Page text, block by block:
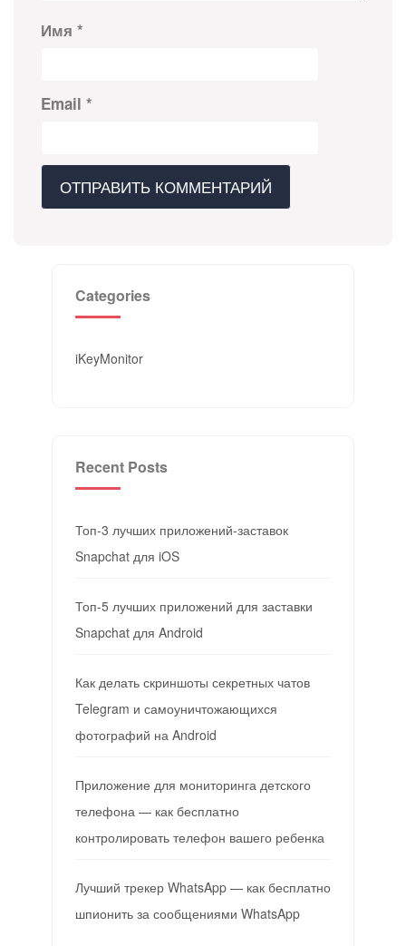
Имя *
Email *
Categories
iKeyMonitor
Recent Posts
Топ-3 лучших приложений-заставок
Snapchat для iOS
Топ-5 лучших приложений для заставки
Snapchat для Android
Как делать скриншоты секретных чатов
Telegram и самоуничтожающихся
фотографий на Android
Приложение для мониторинга детского
телефона — как бесплатно
контролировать телефон вашего ребенка
Лучший трекер WhatsApp — как бесплатно
шпионить за сообщениями WhatsApp